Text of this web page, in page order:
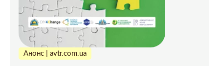
Анонс | avtr.com.ua